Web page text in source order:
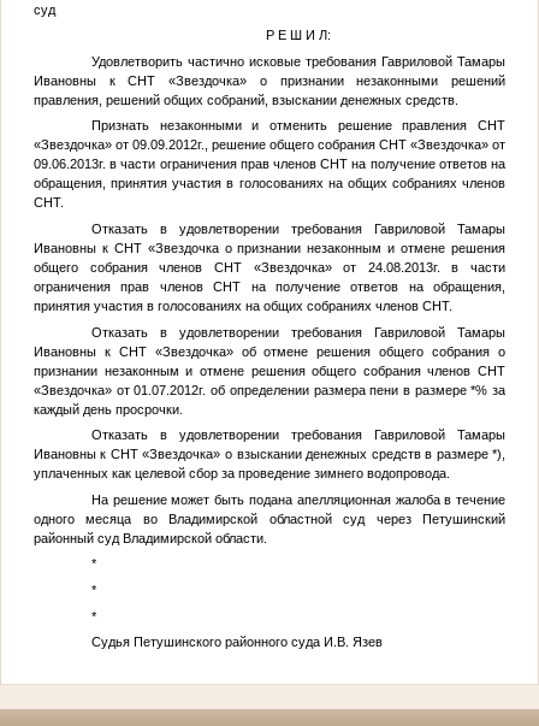
суд
Р Е Ш И Л:
Удовлетворить частично исковые требования Гавриловой Тамары
Ивановны к СНТ «Звездочка» о признании незаконными решений
правления, решений общих собраний, взыскании денежных средств.
Признать незаконными и отменить решение правления СНТ
«Звездочка» от 09.09.2012г., решение общего собрания СНТ «Звездочка» от
09.06.2013г. в части ограничения прав членов СНТ на получение ответов на
обращения, принятия участия в голосованиях на общих собраниях членов
СНТ.
Отказать в удовлетворении требования Гавриловой Тамары
Ивановны к СНТ «Звездочка о признании незаконным и отмене решения
общего собрания членов СНТ «Звездочка» от 24.08.2013г. в части
ограничения прав членов СНТ на получение ответов на обращения,
принятия участия в голосованиях на общих собраниях членов СНТ.
Отказать в удовлетворении требования Гавриловой Тамары
Ивановны к СНТ «Звездочка» об отмене решения общего собрания о
признании незаконным и отмене решения общего собрания членов СНТ
«Звездочка» от 01.07.2012г. об определении размера пени в размере*% за
каждый день просрочки.
Отказать в удовлетворении требования Гавриловой Тамары
Ивановны к СНТ «Звездочка» о взыскании денежных средств в размере*),
уплаченных как целевой сбор за проведение зимнего водопровода.
На решение может быть подана апелляционная жалоба в течение
одного месяца во Владимирской областной суд через Петушинский
районный суд Владимирской области.
*
*
*
Судья Петушинского районного суда И.В. Язев